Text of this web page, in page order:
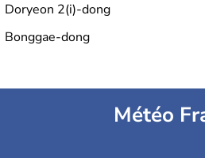
Doryeon 2(i)-dong
Bonggae-dong
Météo